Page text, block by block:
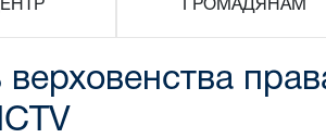
ГРОМАДЯНАМ